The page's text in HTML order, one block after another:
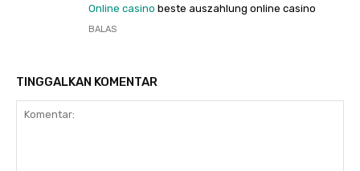
Online casino beste auszahlung online casino
BALAS
TINGGALKAN KOMENTAR